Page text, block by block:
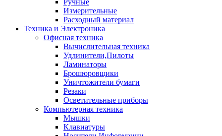
Ручные
Измерительные
Расходный материал
Техника и Электроника
Офисная техника
Вычислительная техника
Удлинители,Пилоты
Ламинаторы
Брошюровщики
Уничтожители бумаги
Резаки
Осветительные приборы
Компьютерная техника
Мышки
Клавиатуры